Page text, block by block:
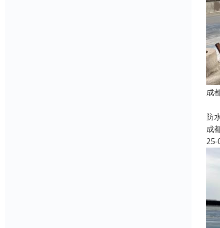
成
防
成
25-